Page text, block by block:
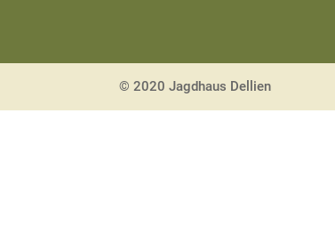
© 2020 Jagdhaus Dellien